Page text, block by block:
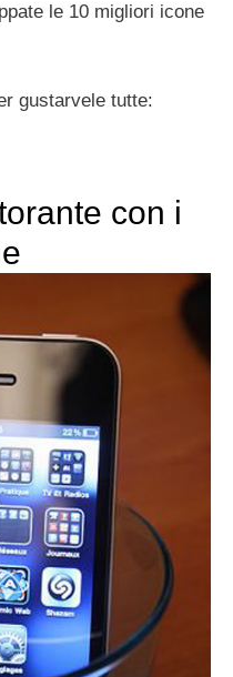
le 10 migliori icone
gustarvele tutte:
con i